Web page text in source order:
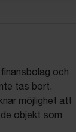
och
tas bort.
möjlighet att
objekt som